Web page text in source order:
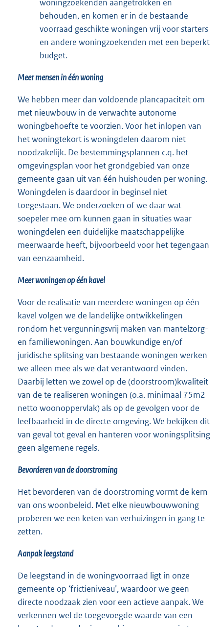
woningzoekenden aangetrokken en
behouden, en komen er in de bestaande
voorraad geschikte woningen vrij voor starters
en andere woningzoekenden met een beperkt
budget.
Meer mensen in één woning
We hebben meer dan voldoende plancapaciteit om
met nieuwbouw in de verwachte autonome
woningbehoefte te voorzien. Voor het inlopen van
het woningtekort is woningdelen daarom niet
noodzakelijk. De bestemmingsplannen c.q. het
omgevingsplan voor het grondgebied van onze
gemeente gaan uit van één huishouden per woning.
Woningdelen is daardoor in beginsel niet
toegestaan. We onderzoeken of we daar wat
soepeler mee om kunnen gaan in situaties waar
woningdelen een duidelijke maatschappelijke
meerwaarde heeft, bijvoorbeeld voor het tegengaan
van eenzaamheid.
Meer woningen op één kavel
Voor de realisatie van meerdere woningen op één
kavel volgen we de landelijke ontwikkelingen
rondom het vergunningsvrij maken van mantelzorg-
en familiewoningen. Aan bouwkundige en/of
juridische splitsing van bestaande woningen werken
we alleen mee als we dat verantwoord vinden.
Daarbij letten we zowel op de (doorstroom)kwaliteit
van de te realiseren woningen (o.a. minimaal 75m2
netto woonoppervlak) als op de gevolgen voor de
leefbaarheid in de directe omgeving. We bekijken dit
van geval tot geval en hanteren voor woningsplitsing
geen algemene regels.
Bevorderen van de doorstroming
Het bevorderen van de doorstroming vormt de kern
van ons woonbeleid. Met elke nieuwbouwwoning
proberen we een keten van verhuizingen in gang te
zetten.
Aanpak leegstand
De leegstand in de woningvoorraad ligt in onze
gemeente op ‘frictieniveau’, waardoor we geen
directe noodzaak zien voor een actieve aanpak. We
verkennen wel de toegevoegde waarde van een